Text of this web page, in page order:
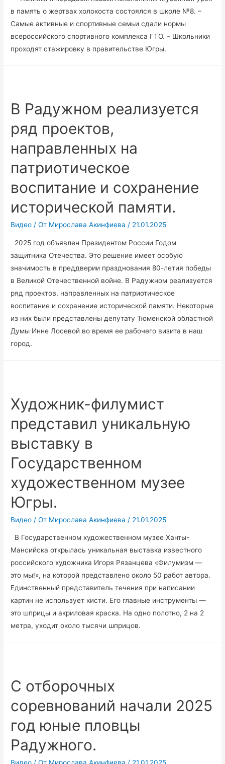
в память о жертвах холокоста состоялся в школе №8. –
Самые активные и спортивные семьи сдали нормы
всероссийского спортивного комплекса ГТО. – Школьники
проходят стажировку в правительстве Югры.
В Радужном реализуется
ряд проектов,
направленных на
патриотическое
воспитание и сохранение
исторической памяти.
Видео / От Мирослава Акинфиева / 21.01.2025
2025 год объявлен Президентом России Годом
защитника Отечества. Это решение имеет особую
значимость в преддверии празднования 80-летия победы
в Великой Отечественной войне. В Радужном реализуется
ряд проектов, направленных на патриотическое
воспитание и сохранение исторической памяти. Некоторые
из них были представлены депутату Тюменской областной
Думы Инне Лосевой во время ее рабочего визита в наш
город.
Художник-филумист
представил уникальную
выставку в
Государственном
художественном музее
Югры.
Видео / От Мирослава Акинфиева / 21.01.2025
В Государственном художественном музее Ханты-
Мансийска открылась уникальная выставка известного
российского художника Игоря Рязанцева «Филумизм —
это мы!», на которой представлено около 50 работ автора.
Единственный представитель течения при написании
картин не использует кисти. Его главные инструменты —
это шприцы и акриловая краска. На одно полотно, 2 на 2
метра, уходит около тысячи шприцов.
С отборочных
соревнований начали 2025
год юные пловцы
Радужного.
Видео / От Мирослава Акинфиева / 21.01.2025